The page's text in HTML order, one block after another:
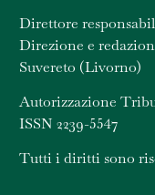
Direttore
Direzione e
Suvereto (Livorno)
Autorizzazione
ISSN 2239-5547
Tutti i diritti sono